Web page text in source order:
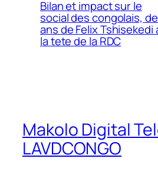
Bilan et impact sur le
social des congolais,
ans de Felix Tshisekedi
la tete de la RDC
Makolo Digital
LAVDCONGO